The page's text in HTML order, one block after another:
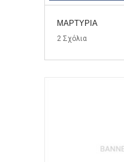
ΜΑΡΤΥΡΊΑ
2 Σχόλια